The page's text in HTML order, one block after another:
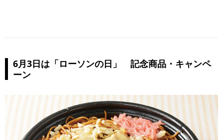
6月3日は「ローソンの日」 記念商品・キャンペ
ーン